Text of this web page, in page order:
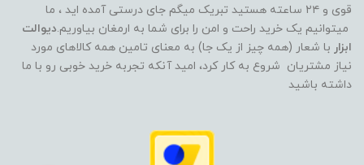
قوی و ۲۴ ساعته هستید تبریک میگم جای درستی آمده اید ، ما
میتوانیم یک خرید راحت و امن را برای شما به ارمغان بیاوریم.دیوالت
ابزار با شعار (همه چیز از یک جا) به معنای تامین همه کالاهای مورد
نیاز مشتریان شروع به کار کرد، امید آنکه تجربه خرید خوبی رو با ما
داشته باشید